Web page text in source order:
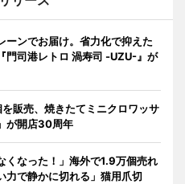
ーンでお届け。省力化で抑えた
門司港レトロ 渦寿司 -UZU-』が
を販売、焼きたてミニクロワッサ
が開店30周年
くなった！」海外で1.9万個売れ
力で静かに切れる」猫用爪切